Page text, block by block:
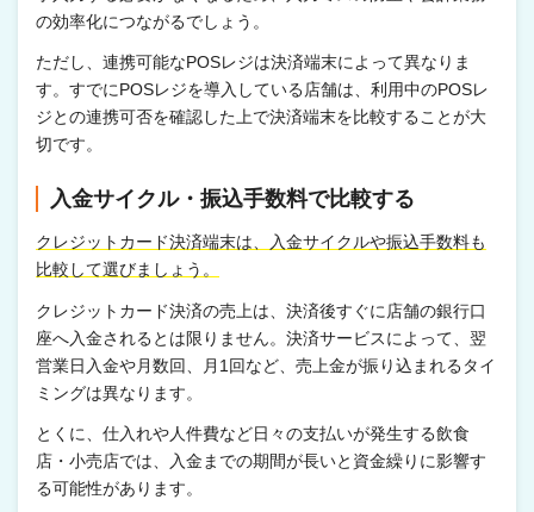
の効率化につながるでしょう。
ただし、連携可能なPOSレジは決済端末によって異なりま
す。すでにPOSレジを導入している店舗は、利用中のPOSレ
ジとの連携可否を確認した上で決済端末を比較することが大
切です。
入金サイクル・振込手数料で比較する
クレジットカード決済端末は、入金サイクルや振込手数料も
比較して選びましょう。
クレジットカード決済の売上は、決済後すぐに店舗の銀行口
座へ入金されるとは限りません。決済サービスによって、翌
営業日入金や月数回、月1回など、売上金が振り込まれるタイ
ミングは異なります。
とくに、仕入れや人件費など日々の支払いが発生する飲食
店・小売店では、入金までの期間が長いと資金繰りに影響す
る可能性があります。